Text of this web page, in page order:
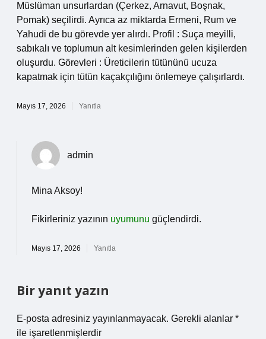
Müslüman unsurlardan (Çerkez, Arnavut, Boşnak,
Pomak) seçilirdi. Ayrıca az miktarda Ermeni, Rum ve
Yahudi de bu görevde yer alırdı. Profil : Suça meyilli,
sabıkalı ve toplumun alt kesimlerinden gelen kişilerden
oluşurdu. Görevleri : Üreticilerin tütününü ucuza
kapatmak için tütün kaçakçılığını önlemeye çalışırlardı.
Mayıs 17, 2026 Yanıtla
admin
Mina Aksoy!
Fikirleriniz yazının uyumunu güçlendirdi.
Mayıs 17, 2026 Yanıtla
Bir yanıt yazın
E-posta adresiniz yayınlanmayacak. Gerekli alanlar *
ile işaretlenmişlerdir